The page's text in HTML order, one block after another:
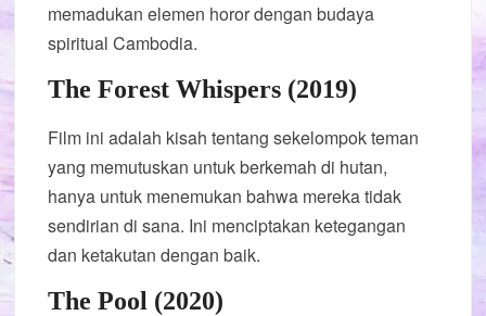
memadukan elemen horor dengan budaya
spiritual Cambodia.
The Forest Whispers (2019)
Film ini adalah kisah tentang sekelompok teman
yang memutuskan untuk berkemah di hutan,
hanya untuk menemukan bahwa mereka tidak
sendirian di sana. Ini menciptakan ketegangan
dan ketakutan dengan baik.
The Pool (2020)